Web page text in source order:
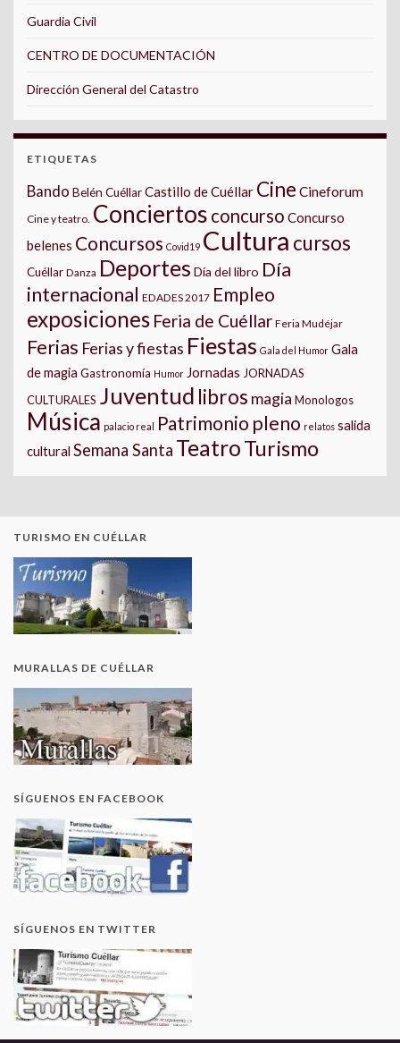
Guardia Civil
CENTRO DE DOCUMENTACIÓN
Dirección General del Catastro
ETIQUETAS
Bando Belén CuéllarCastillo de Cuéllar Cine Cineforum
Cine y teatro. Conciertos concurso Concurso
belenes Concursos Covid19 Cultura cursos
Cuéllar Danza Deportes Día del libro Día
internacional EDADES 2017 Empleo
exposiciones Feria de Cuéllar Feria Mudéjar
Ferias Ferias y fiestas Fiestas Gala del Humor Gala
de magia Gastronomía Humor Jornadas JORNADAS
CULTURALES Juventud libros magia Monologos
Música palacio real Patrimonio pleno relatos salida
cultural Semana Santa TeatroTurismo
TURISMO EN CUÉLLAR
MURALLAS DE CUÉLLAR
SÍGUENOS EN FACEBOOK
SÍGUENOS EN TWITTER